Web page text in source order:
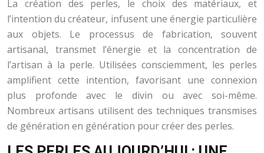
La création des perles, le choix des matériaux, et
l’intention du créateur, infusent une énergie particulière
aux objets. Le processus de fabrication, souvent
artisanal, transmet l’énergie et la concentration de
l’artisan à la perle. Utilisées consciemment, les perles
amplifient cette intention, favorisant une connexion
plus profonde avec le divin ou avec soi-même.
Nombreux artisans utilisent des techniques transmises
de génération en génération pour créer des perles.